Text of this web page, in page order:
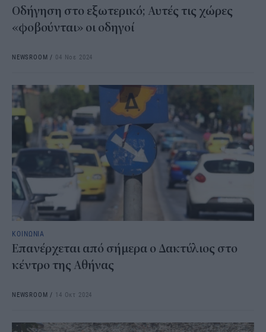
Οδήγηση στο εξωτερικό; Αυτές τις χώρες
«φοβούνται» οι οδηγοί
NEWSROOM / 04 Νοε 2024
ΚΟΙΝΩΝΙΑ
Επανέρχεται από σήμερα ο Δακτύλιος στο
κέντρο της Αθήνας
NEWSROOM / 14 Οκτ 2024